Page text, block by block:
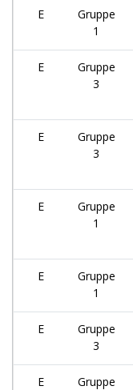
E
Gruppe
1
E
Gruppe
3
E
Gruppe
3
E
Gruppe
1
E
Gruppe
1
E
Gruppe
3
E
Gruppe